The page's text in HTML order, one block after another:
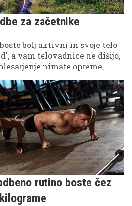
za začetnike
boste bolj aktivni in svoje telo
a vam telovadnice ne dišijo,
nimate opreme,
so se izkazale za izjemno
s katero si boste
telo in se znebili odvečnih
rutino boste čez